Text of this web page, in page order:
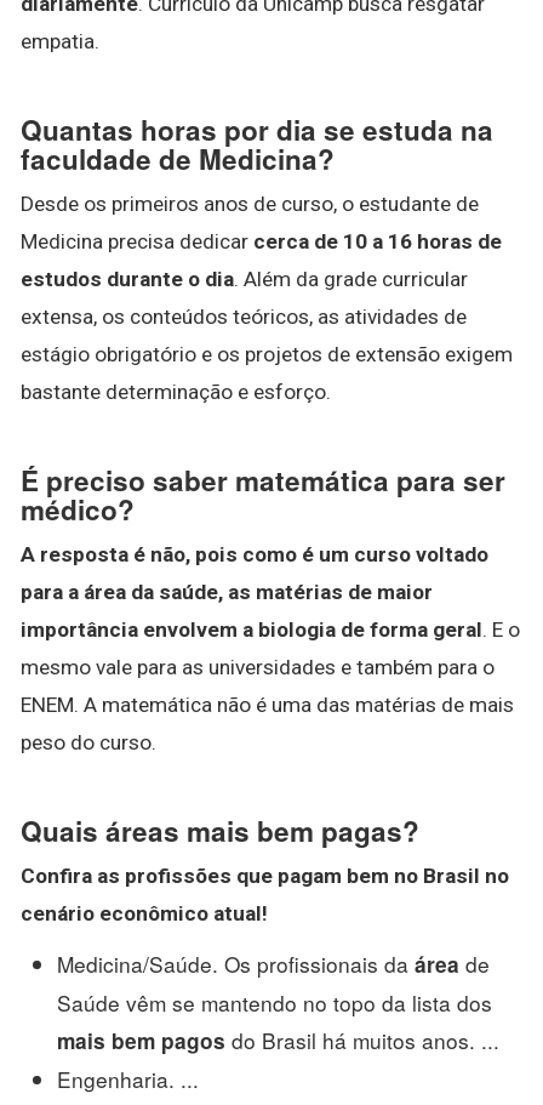
empatia.
Quantas horas por dia se estuda na
faculdade de Medicina?
Desde os primeiros anos de curso, o estudante de
Medicina precisa dedicar cerca de 10 a 16 horas de
estudos durante o dia. Além da grade curricular
extensa, os conteúdos teóricos, as atividades de
estágio obrigatório e os projetos de extensão exigem
bastante determinação e esforço.
É preciso saber matemática para ser
médico?
A resposta é não, pois como é um curso voltado
para a área da saúde, as matérias de maior
importância envolvem a biologia de forma geral. E o
mesmo vale para as universidades e também para o
ENEM. A matemática não é uma das matérias de mais
peso do curso.
Quais áreas mais bem pagas?
Confira as profissões que pagam bem no Brasil no
cenário econômico atual!
Medicina/Saúde. Os profissionais da área de
Saúde vêm se mantendo no topo da lista dos
mais bem pagos do Brasil há muitos anos. ...
Engenharia. ...